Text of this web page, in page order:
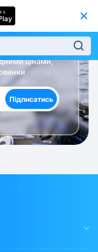
з
цінами,
Підписатись